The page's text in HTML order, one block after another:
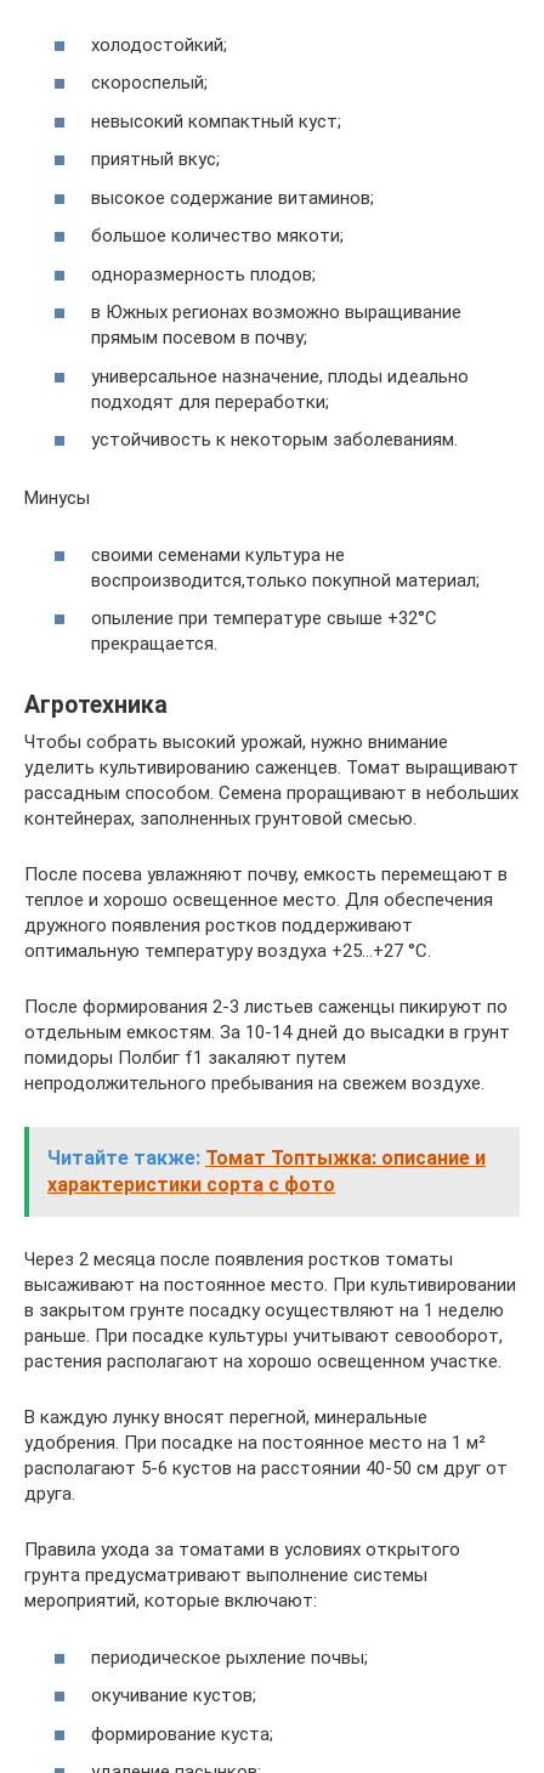
холодостойкий;
скороспелый;
невысокий компактный куст;
приятный вкус;
высокое содержание витаминов;
большое количество мякоти;
одноразмерность плодов;
в Южных регионах возможно выращивание
прямым посевом в почву;
универсальное назначение, плоды идеально
подходят для переработки;
устойчивость к некоторым заболеваниям.
Минусы
своими семенами культура не
воспроизводится,только покупной материал;
опыление при температуре свыше +32°С
прекращается.
Агротехника
Чтобы собрать высокий урожай, нужно внимание
уделить культивированию саженцев. Томат выращивают
рассадным способом. Семена проращивают в небольших
контейнерах, заполненных грунтовой смесью.
После посева увлажняют почву, емкость перемещают в
теплое и хорошо освещенное место. Для обеспечения
дружного появления ростков поддерживают
оптимальную температуру воздуха +25…+27 °C.
После формирования 2-3 листьев саженцы пикируют по
отдельным емкостям. За 10-14 дней до высадки в грунт
помидоры Полбиг f1 закаляют путем
непродолжительного пребывания на свежем воздухе.
Читайте также: Томат Топтыжка: описание и
характеристики сорта с фото
Через 2 месяца после появления ростков томаты
высаживают на постоянное место. При культивировании
в закрытом грунте посадку осуществляют на 1 неделю
раньше. При посадке культуры учитывают севооборот,
растения располагают на хорошо освещенном участке.
В каждую лунку вносят перегной, минеральные
удобрения. При посадке на постоянное место на 1 м²
располагают 5-6 кустов на расстоянии 40-50 см друг от
друга.
Правила ухода за томатами в условиях открытого
грунта предусматривают выполнение системы
мероприятий, которые включают:
периодическое рыхление почвы;
окучивание кустов;
формирование куста;